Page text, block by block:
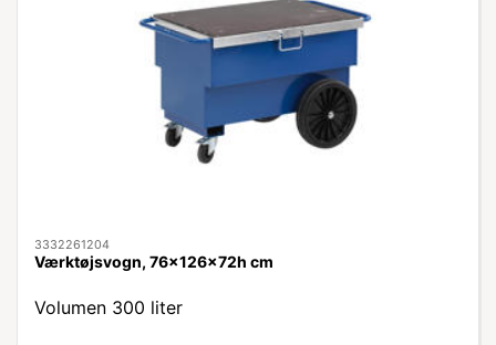
3332261204
Værktøjsvogn, 76x126x72h cm
Volumen 300 liter